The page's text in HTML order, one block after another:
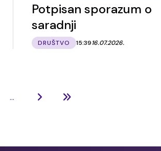
Potpisan sporazum o
saradnji
DRUŠTVO 15:3916.07.2026.
...